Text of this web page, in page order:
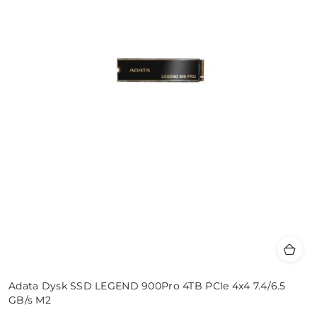
Adata Dysk SSD LEGEND 900Pro 4TB PCIe 4x4 7.4/6.5
GB/s M2